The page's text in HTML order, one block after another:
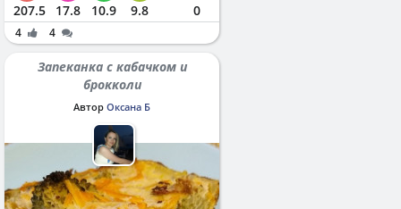
207.5 17.8 10.9 9.8 0
4 4
Запеканка с кабачком и
брокколи
Автор Оксана Б